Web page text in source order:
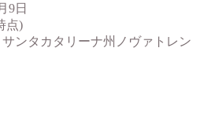
9日
点)
ンタカタリーナ州ノヴァトレン